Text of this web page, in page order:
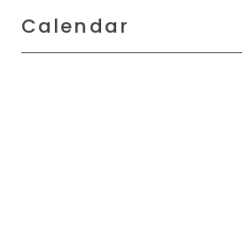
Calendar